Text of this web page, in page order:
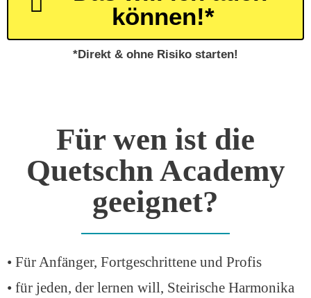
können!*
*Direkt & ohne Risiko starten!
Für wen ist die
Quetschn Academy
geeignet?
• Für Anfänger, Fortgeschrittene und Profis
• für jeden, der lernen will, Steirische Harmonika